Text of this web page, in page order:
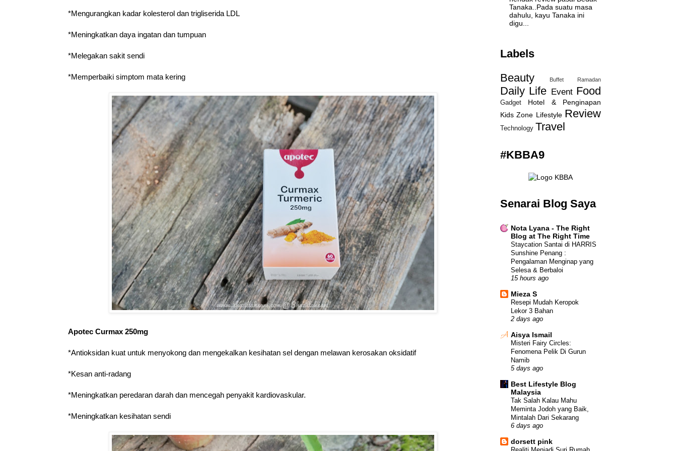
*Mengurangkan kadar kolesterol dan trigliserida LDL
*Meningkatkan daya ingatan dan tumpuan
*Melegakan sakit sendi
*Memperbaiki simptom mata kering
Apotec Curmax 250mg
*Antioksidan kuat untuk menyokong dan mengekalkan kesihatan sel dengan melawan kerosakan oksidatif
*Kesan anti-radang
*Meningkatkan peredaran darah dan mencegah penyakit kardiovaskular.
*Meningkatkan kesihatan sendi
Tanaka..Pada suatu masa
dahulu, kayu Tanaka ini
digu...
Labels
Beauty
Buffet Ramadan
Daily Life Event Food
Gadget
Hotel & Penginapan
Kids Zone Lifestyle Review
Technology Travel
#KBBA9
Senarai Blog Saya
Nota Lyana - The Right
Blog at The Right Time
Staycation Santai di HARRIS
Sunshine Penang :
Pengalaman Menginap yang
Selesa & Berbaloi
15 hours ago
Mieza S
Resepi Mudah Keropok
Lekor 3 Bahan
2 days ago
Aisya Ismail
Misteri Fairy Circles:
Fenomena Pelik Di Gurun
Namib
5 days ago
Best Lifestyle Blog
Malaysia
Tak Salah Kalau Mahu
Meminta Jodoh yang Baik,
Mintalah Dari Sekarang
6 days ago
dorsett pink